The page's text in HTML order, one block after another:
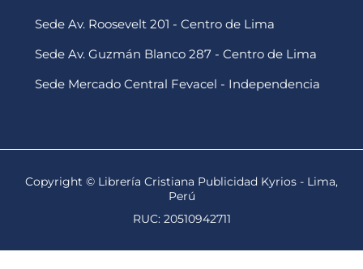
Sede Av. Roosevelt 201 - Centro de Lima
Sede Av. Guzmán Blanco 287 - Centro de Lima
Sede Mercado Central Fevacel - Independencia
Copyright © Librería Cristiana Publicidad Kyrios - Lima,
Perú
RUC: 20510942711